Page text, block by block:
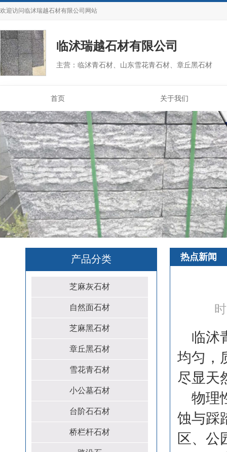
欢迎访问临沭瑞越石材有限公司 网站
临沭瑞越石材有限公司
主营：临沭青石材、山东雪花青石材、章丘黑石材
首页 关于我们
产品分类
芝麻灰石材
自然面石材
芝麻黑石材
章丘黑石材
雪花青石材
小公墓石材
台阶石石材
桥栏杆石材
热点新闻
临沭
均匀，
尽显天
物理
蚀与踩
区、公